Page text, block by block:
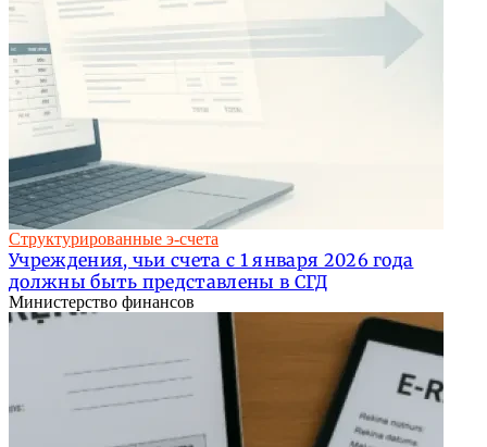
Структурированные э-счета
Учреждения, чьи счета с 1 января 2026 года
должны быть представлены в СГД
Министерство финансов